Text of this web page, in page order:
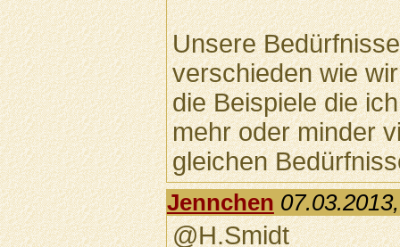
Unsere
verschieden wie
die Beispiele die
mehr oder minder
gleichen
Jennchen
@H.Smidt